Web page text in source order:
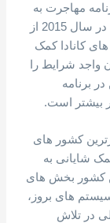
مهاجرت به
این کشور، برنامه اکسپرس انتری است. کانادا در سال 2015 از
کانادا کمک
واجد شرایط را
برنامه
بیشتر است.
کشور های
شایانی به
کشور بخش های
های بروز،
در تلاش